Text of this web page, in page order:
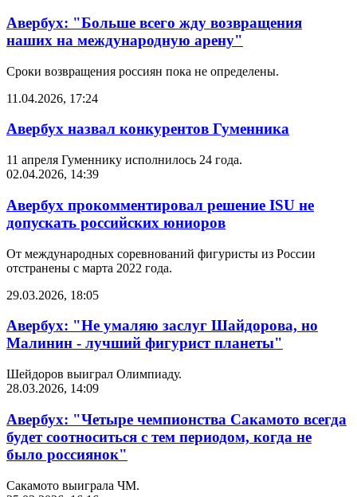
Авербух: "Больше всего жду возвращения
наших на международную арену"
Сроки возвращения россиян пока не определены.
11.04.2026, 17:24
Авербух назвал конкурентов Гуменника
11 апреля Гуменнику исполнилось 24 года.
02.04.2026, 14:39
Авербух прокомментировал решение ISU не
допускать российских юниоров
От международных соревнований фигуристы из России
отстранены с марта 2022 года.
29.03.2026, 18:05
Авербух: "Не умаляю заслуг Шайдорова, но
Малинин - лучший фигурист планеты"
Шейдоров выиграл Олимпиаду.
28.03.2026, 14:09
Авербух: "Четыре чемпионства Сакамото всегда
будет соотноситься с тем периодом, когда не
было россиянок"
Сакамото выиграла ЧМ.